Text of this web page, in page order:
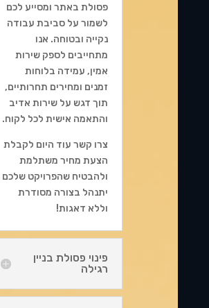
פסולת באתר ומסייע לכם
לשמור על סביבת עבודה
נקייה ובטוחה. אנו
מתחייבים לספק שירות
אמין, עמידה בלוחות
זמנים ומחירים תחרותיים,
תוך דגש על שירות אדיב
והתאמה אישית לכל לקוח.
צרו קשר עוד היום לקבלת
הצעת מחיר משתלמת
ולהבטיח שהפרויקט שלכם
יתנהל בצורה מסודרת
וללא דאגות!
פינוי פסולת בניין
רגילה